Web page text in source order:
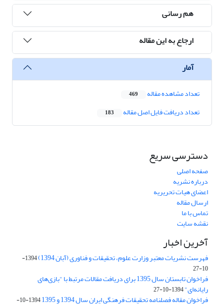
هم رسانی
ارجاع به این مقاله
آمار
تعداد مشاهده مقاله 469
تعداد دریافت فایل اصل مقاله 183
دسترسی سریع
صفحه اصلی
درباره نشریه
اعضای هیات تحریریه
ارسال مقاله
تماس با ما
نقشه سایت
آخرین اخبار
فهرست نشریات معتبر وزارت علوم، تحقیقات و فناوری (آبان 1394)
1394-
10-27
فراخوان تابستان سال 1395 برای دریافت مقالات مرتبط با "بازی‌های
رایانه‌ای"1394-10-27
فراخوان مقاله فصلنامه تحقیقات فرهنگی ایران سال 1394 و 1395
1394-10-